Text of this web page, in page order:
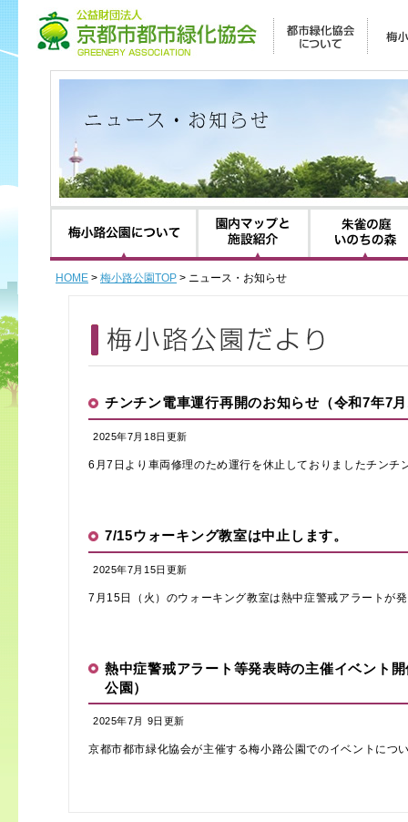
HOME > 梅小路公園TOP > ニュース・お知らせ
チンチン電車運行再開のお知らせ（令和7年7
2025年7月18日更新
6月7日より車両修理のため運行を休止しておりましたチンチ
7/15ウォーキング教室は中止します。
2025年7月15日更新
7月15日（火）のウォーキング教室は熱中症警戒アラートが
熱中症警戒アラート等発表時の主催イベント
公園）
2025年7月 9日更新
京都市都市緑化協会が主催する梅小路公園でのイベントにつ
梅小路公園について